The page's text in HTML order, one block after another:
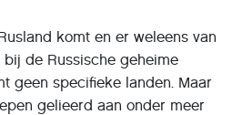
komt en er weleens van
de Russische geheime
geen specifieke landen. Maar
gelieerd aan onder meer